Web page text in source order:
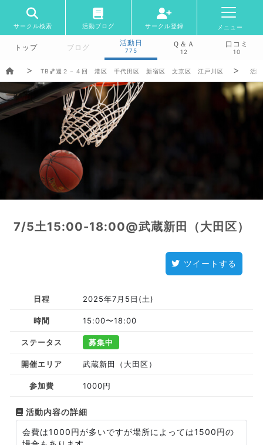
サークル検索 活動ブログ サークル登録 メニュー
トップ ブログ
活動日
775
Ｑ＆Ａ
12
口コミ
10
TB🏀週２－４回 港区 千代田区 新宿区 文京区 江戸川区 活
7/5土15:00-18:00@武蔵新田（大田区）
ツイートする
日程 2025年7月5日(土)
時間 15:00〜18:00
ステータス 募集中
開催エリア 武蔵新田（大田区）
参加費 1000円
活動内容の詳細
会費は1000円が多いですが場所によっては1500円の